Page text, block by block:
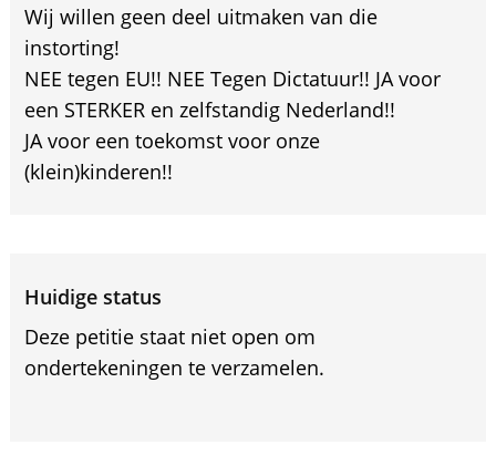
Wij willen geen deel uitmaken van die
instorting!
NEE tegen EU!! NEE Tegen Dictatuur!! JA voor
een STERKER en zelfstandig Nederland!!
JA voor een toekomst voor onze
(klein)kinderen!!
Huidige status
Deze petitie staat niet open om
ondertekeningen te verzamelen.